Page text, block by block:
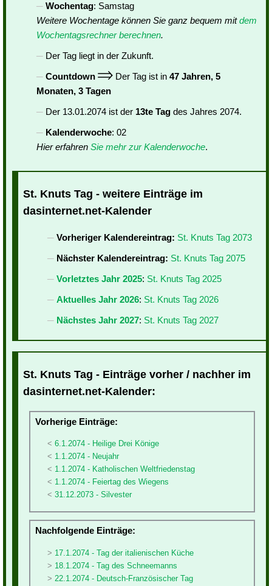
Wochentag: Samstag
Weitere Wochentage können Sie ganz bequem mitdem
Wochentagsrechner berechnen.
Der Tag liegt in der Zukunft.
Countdown
Der Tag ist in 47 Jahren, 5
Monaten, 3 Tagen
Der 13.01.2074 ist der 13te Tag des Jahres 2074.
Kalenderwoche: 02
Hier erfahren Sie mehr zur Kalenderwoche.
St. Knuts Tag - weitere Einträge im
dasinternet.net-Kalender
Vorheriger Kalendereintrag: St. Knuts Tag 2073
Nächster Kalendereintrag: St. Knuts Tag 2075
Vorletztes Jahr 2025: St. Knuts Tag 2025
Aktuelles Jahr 2026: St. Knuts Tag 2026
Nächstes Jahr 2027: St. Knuts Tag 2027
St. Knuts Tag - Einträge vorher / nachher im
dasinternet.net-Kalender:
Vorherige Einträge:
6.1.2074 - Heilige Drei Könige
1.1.2074 - Neujahr
1.1.2074 - Katholischen Weltfriedenstag
1.1.2074 - Feiertag des Wiegens
31.12.2073 - Silvester
Nachfolgende Einträge:
17.1.2074 - Tag der italienischen Küche
18.1.2074 - Tag des Schneemanns
22.1.2074 - Deutsch-Französischer Tag